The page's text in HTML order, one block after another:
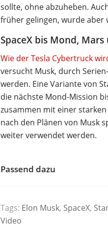
sollte, ohne abzuheben.
früher gelingen, wurde aber
SpaceX bis Mond,
Wie der Tesla Cybertruck
versucht Musk, durch
werden. Eine Variante von
die nächste Mond-Mission
zusammen mit einer
nach den Plänen von Musk
weiter verwendet werden.
Passend dazu
Tags: Elon Musk, SpaceX,
Video